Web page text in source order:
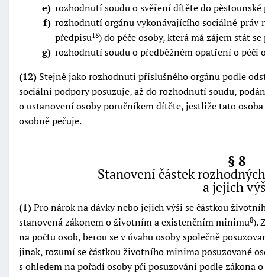
e rozhodnutí soudu o svěření dítěte do
f rozhodnutí orgánu vykonávajícího
předpisu18) do péče osoby, která má zájem stát
g rozhodnutí soudu o předběžném opatření o péči
(12) Stejně jako rozhodnutí příslušného orgánu podle
sociální podpory posuzuje, až do rozhodnutí soudu,
o ustanovení osoby poručníkem dítěte, jestliže tato
osobně pečuje.
§ 8
Stanovení částek
a jejich
(1)Pro nárok na dávky nebo jejich výši se částkou
stanovená zákonem o životním a existenčním minimu8).
na počtu osob, berou se v úvahu osoby společně
jinak, rozumí se částkou životního minima posuzované
s ohledem na pořadí osoby při posuzování podle